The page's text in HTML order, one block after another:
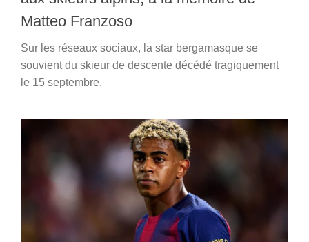
Matteo Franzoso
Sur les réseaux sociaux, la star bergamasque se
souvient du skieur de descente décédé tragiquement
le 15 septembre.